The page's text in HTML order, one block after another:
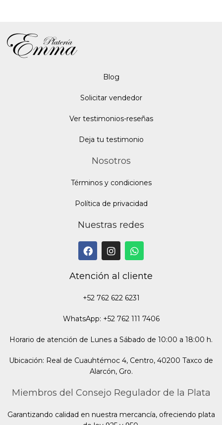
Blog
Solicitar vendedor
Ver testimonios-reseñas
Deja tu testimonio
Nosotros
Términos y condiciones
Política de privacidad
Nuestras redes
Atención al cliente
+52 762 622 6231
WhatsApp: +52 762 111 7406
Horario de atención de Lunes a Sábado de 10:00 a 18:00 h.
Ubicación: Real de Cuauhtémoc 4, Centro, 40200 Taxco de
Alarcón, Gro.
Miembros del Consejo Regulador de la Plata
Garantizando calidad en nuestra mercancía, ofreciendo plata